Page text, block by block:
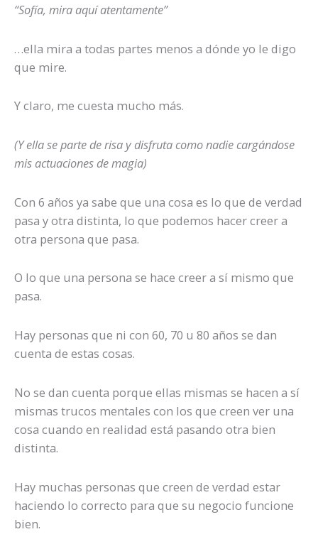
“Sofía, mira aquí atentamente”
…ella mira a todas partes menos a dónde yo le digo
que mire.
Y claro, me cuesta mucho más.
(Y ella se parte de risa y disfruta como nadie cargándose
mis actuaciones de magia)
Con 6 años ya sabe que una cosa es lo que de verdad
pasa y otra distinta, lo que podemos hacer creer a
otra persona que pasa.
O lo que una persona se hace creer a sí mismo que
pasa.
Hay personas que ni con 60, 70 u 80 años se dan
cuenta de estas cosas.
No se dan cuenta porque ellas mismas se hacen a sí
mismas trucos mentales con los que creen ver una
cosa cuando en realidad está pasando otra bien
distinta.
Hay muchas personas que creen de verdad estar
haciendo lo correcto para que su negocio funcione
bien.